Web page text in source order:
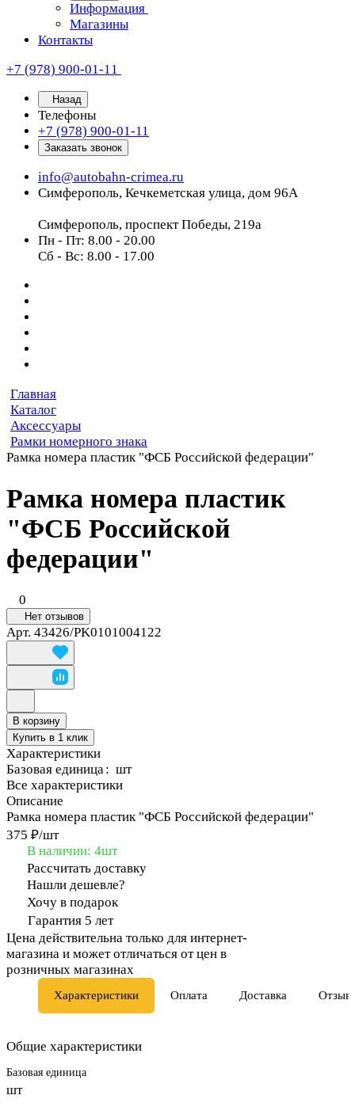
Информация
Магазины
Контакты
+7 (978) 900-01-11
Назад
Телефоны
+7 (978) 900-01-11
Заказать звонок
info@autobahn-crimea.ru
Симферополь, Кечкеметская улица, дом 96А
Симферополь, проспект Победы, 219а
Пн - Пт: 8.00 - 20.00
Сб - Вс: 8.00 - 17.00
Главная
Каталог
Аксессуары
Рамки номерного знака
Рамка номера пластик "ФСБ Российской федерации"
Рамка номера пластик
"ФСБ Российской
федерации"
0
Нет отзывов
Арт. 43426/PK0101004122
В корзину
Купить в 1 клик
Характеристики
Базовая единица : шт
Все характеристики
Описание
Рамка номера пластик "ФСБ Российской федерации"
375 ₽/шт
В наличии: 4шт
Рассчитать доставку
Нашли дешевле?
Хочу в подарок
Гарантия 5 лет
Цена действительна только для интернет-
магазина и может отличаться от цен в
розничных магазинах
Характеристики Оплата Доставка
Общие характеристики
Базовая единица
шт